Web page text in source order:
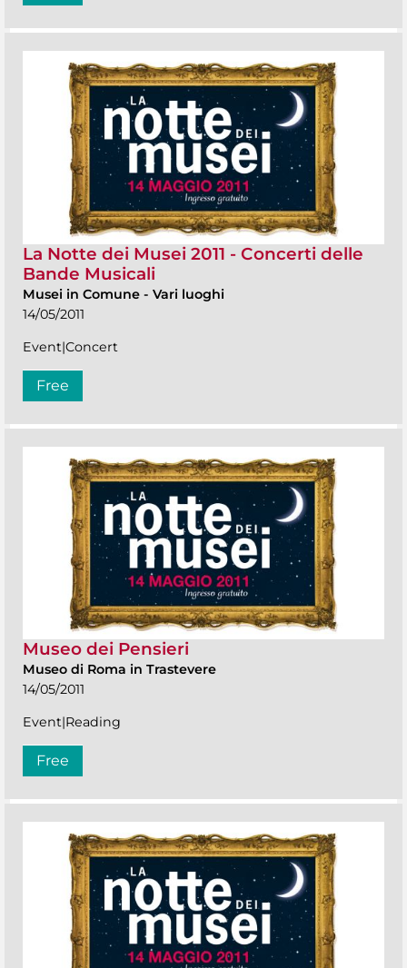
La Notte dei Musei 2011 - Concerti delle
Bande Musicali
Musei in Comune - Vari luoghi
14/05/2011
Event|Concert
Free
Museo dei Pensieri
Museo di Roma in Trastevere
14/05/2011
Event|Reading
Free